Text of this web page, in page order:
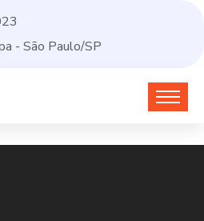
- São Paulo/SP